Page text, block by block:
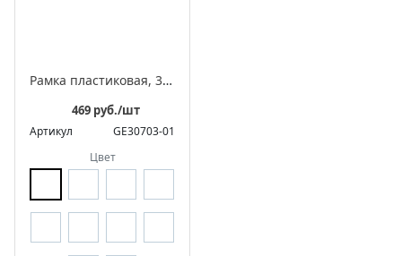
Рамка пластиковая, 3-местная, серия «Усадьба»
469 руб./шт
Артикул
GE30703-01
Цвет